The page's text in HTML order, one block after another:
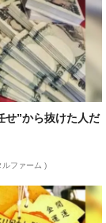
せ”から抜けた人だ
ルファーム )